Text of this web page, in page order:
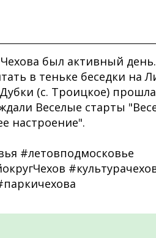
был активный
в теньке беседки на
(с. Троицкое)
Веселые старты
настроение".
#летовподмосковье